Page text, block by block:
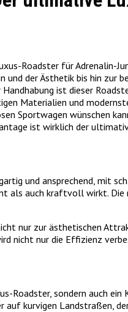
Roadster für Adrenalin-
und der Ästhetik bis hin
ist dieser
Materialien und
Sportwagen wünschen
ist wirklich der
und ansprechend, mit
als auch kraftvoll wirkt. Die
nur zur ästhetischen
nicht nur die Effizienz
Roadster, sondern auch
auf kurvigen Landstraßen,